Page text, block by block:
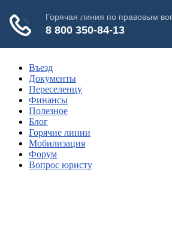
Въезд
Документы
Переселенцу
Финансы
Полезное
Блог
Горячие линии
Мобилизация
Форум
Вопрос юристу